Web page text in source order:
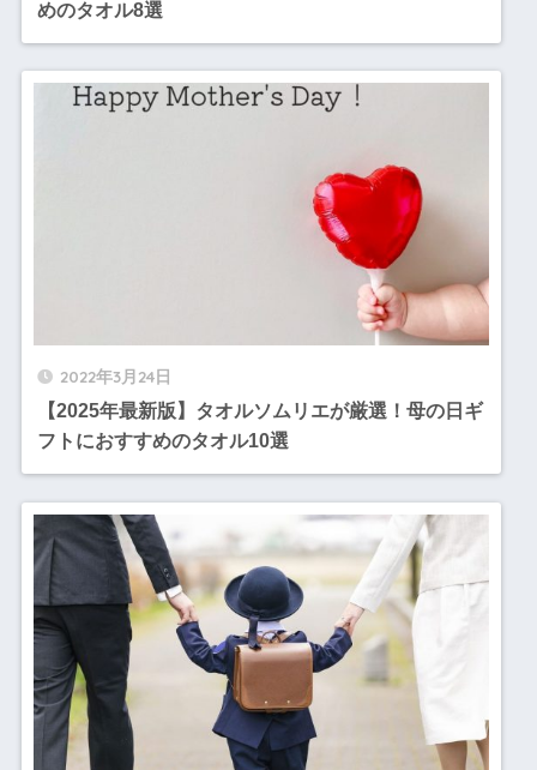
めのタオル8選
2022年3月24日
【2025年最新版】タオルソムリエが厳選！母の日ギ
フトにおすすめのタオル10選